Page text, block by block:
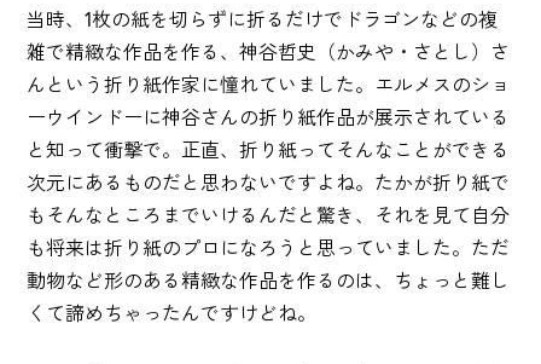
当時、1枚の紙を切らずに折るだけでドラゴンなどの複
雑で精緻な作品を作る、神谷哲史（かみや・さとし）さ
んという折り紙作家に憧れていました。エルメスのショ
ーウインドーに神谷さんの折り紙作品が展示されている
と知って衝撃で。正直、折り紙ってそんなことができる
次元にあるものだと思わないですよね。たかが折り紙で
もそんなところまでいけるんだと驚き、それを見て自分
も将来は折り紙のプロになろうと思っていました。ただ
動物など形のある精緻な作品を作るのは、ちょっと難し
くて諦めちゃったんですけどね。